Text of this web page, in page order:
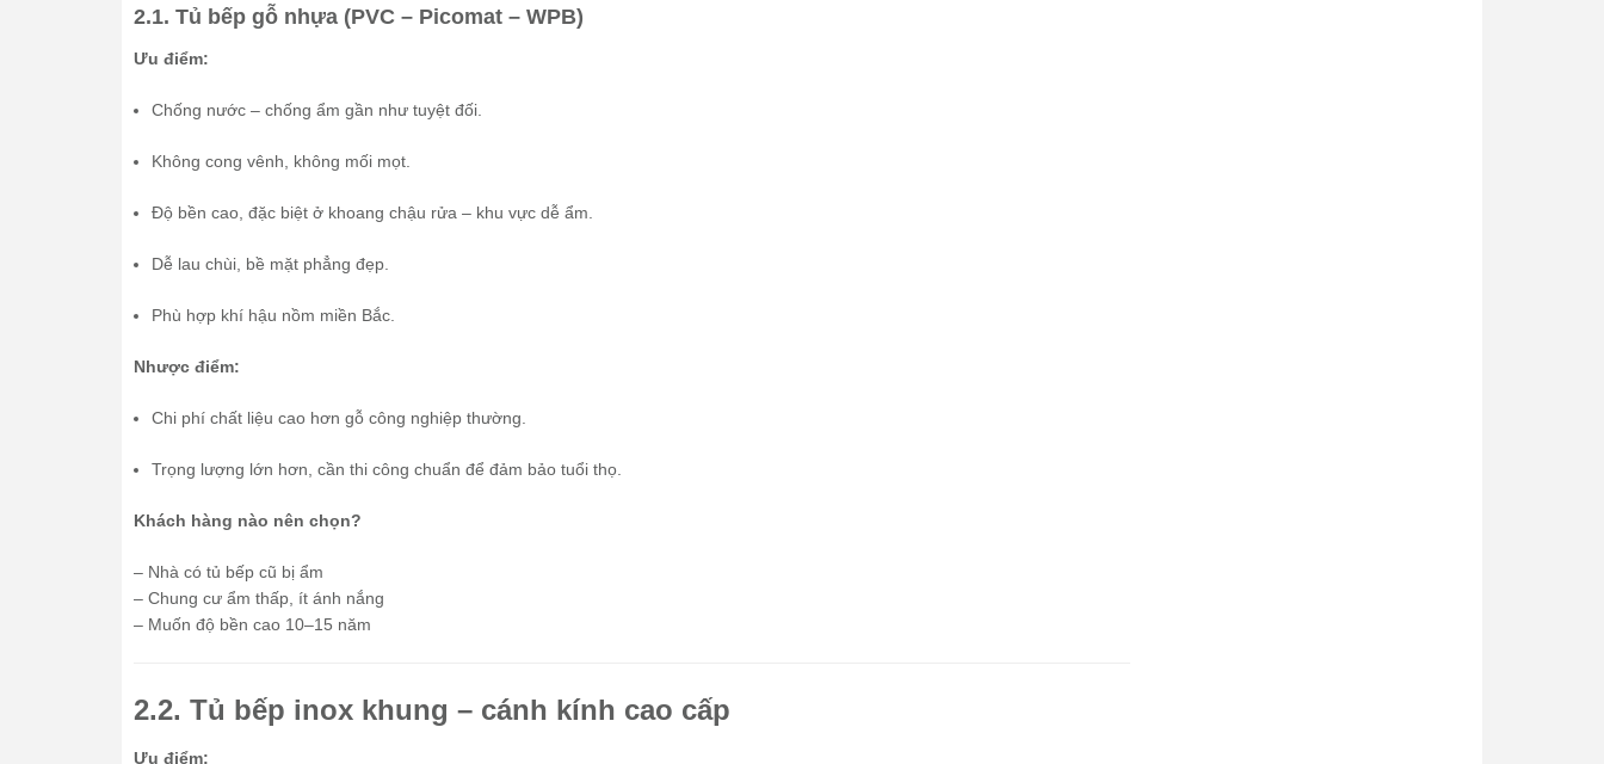
2.1. Tủ bếp gỗ nhựa (PVC – Picomat – WPB)
Ưu điểm:
Chống nước – chống ẩm gần như tuyệt đối.
Không cong vênh, không mối mọt.
Độ bền cao, đặc biệt ở khoang chậu rửa – khu vực dễ ẩm.
Dễ lau chùi, bề mặt phẳng đẹp.
Phù hợp khí hậu nồm miền Bắc.
Nhược điểm:
Chi phí chất liệu cao hơn gỗ công nghiệp thường.
Trọng lượng lớn hơn, cần thi công chuẩn để đảm bảo tuổi thọ.
Khách hàng nào nên chọn?
– Nhà có tủ bếp cũ bị ẩm
– Chung cư ẩm thấp, ít ánh nắng
– Muốn độ bền cao 10–15 năm
2.2. Tủ bếp inox khung – cánh kính cao cấp
Ưu điểm: